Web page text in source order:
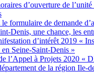
d’ouverture de
formulaire de demande
Denis, une chance, les
d’intérêt 2019 «
Seine-Saint-Denis »
l’Appel à Projets 2020 «
de la région Ile-